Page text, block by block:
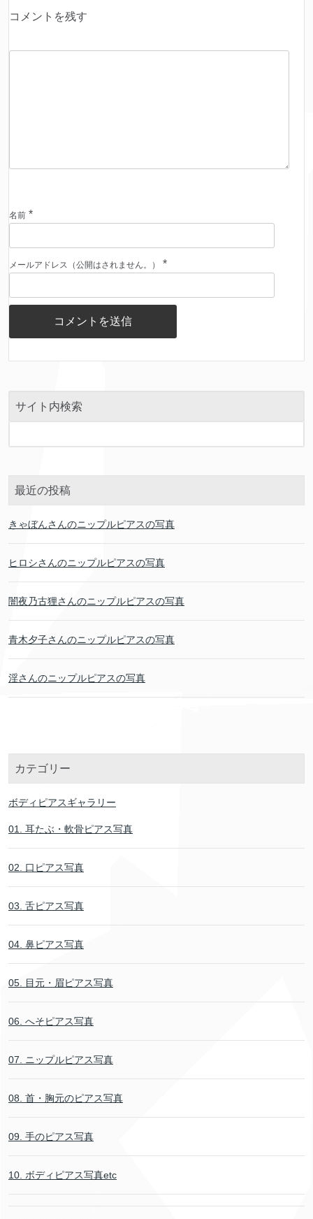
コメントを残す
名前 *
メールアドレス（公開はされません。） *
サイト内検索
最近の投稿
きゃぼんさんのニップルピアスの写真
ヒロシさんのニップルピアスの写真
闇夜乃古狸さんのニップルピアスの写真
青木夕子さんのニップルピアスの写真
淫さんのニップルピアスの写真
カテゴリー
ボディピアスギャラリー
01. 耳たぶ・軟骨ピアス写真
02. 口ピアス写真
03. 舌ピアス写真
04. 鼻ピアス写真
05. 目元・眉ピアス写真
06. へそピアス写真
07. ニップルピアス写真
08. 首・胸元のピアス写真
09. 手のピアス写真
10. ボディピアス写真etc